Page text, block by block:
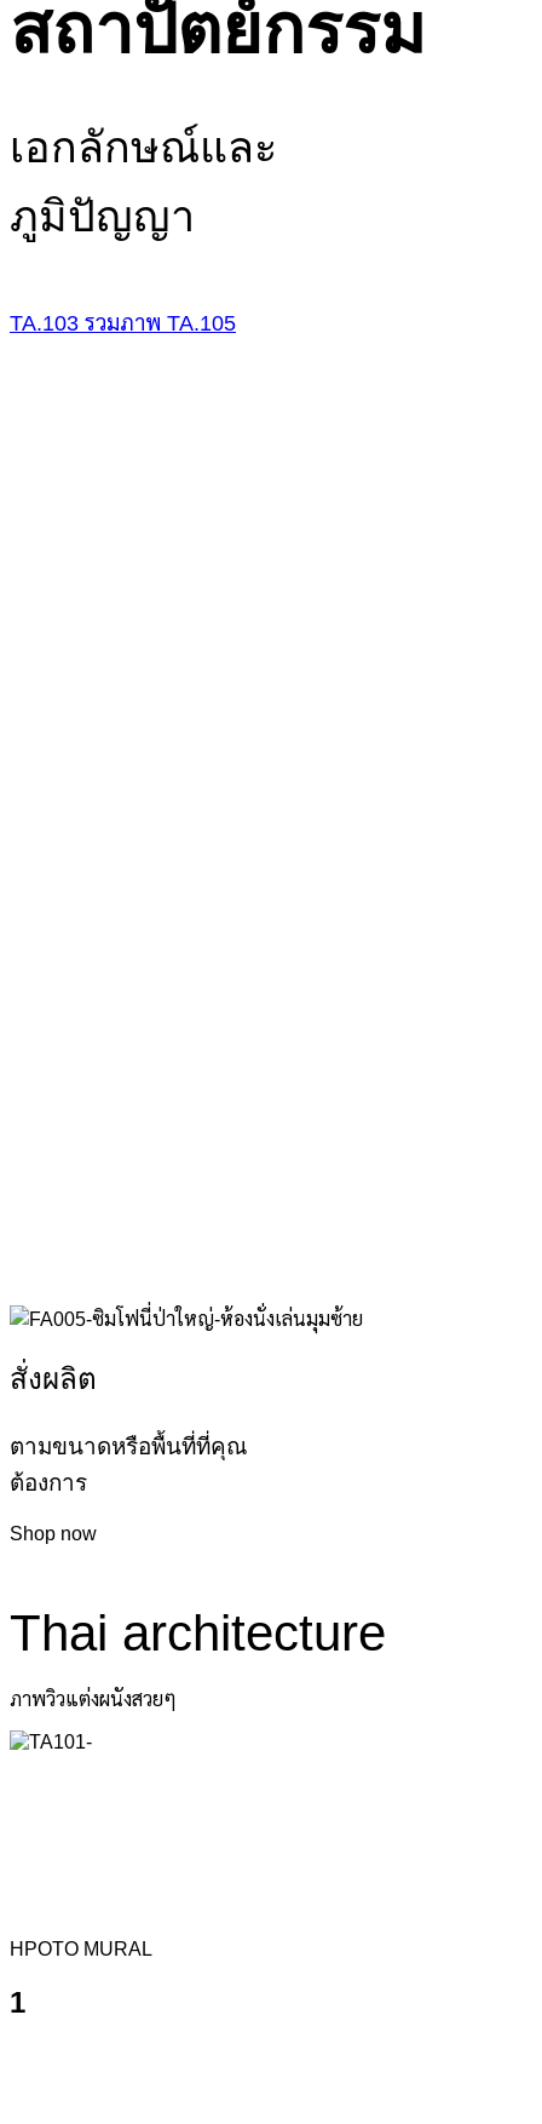
สถาปัตย์กรรม
เอกลักษณ์และ
ภูมิปัญญา
TA.103 รวมภาพ TA.105
สั่งผลิต
ตามขนาดหรือพื้นที่ที่คุณ
ต้องการ
Shop now
Thai architecture
ภาพวิวแต่งผนังสวยๆ
HPOTO MURAL
1